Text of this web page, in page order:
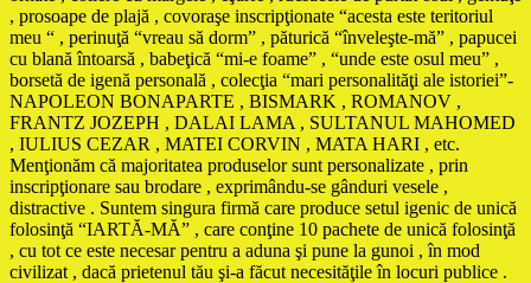
, prosoape de plajă , covoraşe inscripţionate “acesta este teritoriul
meu “ , perinuţă “vreau să dorm” , păturică “înveleşte-mă” , papucei
cu blană întoarsă , babeţică “mi-e foame” , “unde este osul meu” ,
borsetă de igenă personală , colecţia “mari personalităţi ale istoriei”-
NAPOLEON BONAPARTE , BISMARK , ROMANOV ,
FRANTZ JOZEPH , DALAI LAMA , SULTANUL MAHOMED
, IULIUS CEZAR , MATEI CORVIN , MATA HARI , etc.
Menţionăm că majoritatea produselor sunt personalizate , prin
inscripţionare sau brodare , exprimându-se gânduri vesele ,
distractive . Suntem singura firmă care produce setul igenic de unică
folosinţă “IARTĂ-MĂ” , care conţine 10 pachete de unică folosinţă
, cu tot ce este necesar pentru a aduna şi pune la gunoi , în mod
civilizat , dacă prietenul tău şi-a făcut necesităţile în locuri publice .